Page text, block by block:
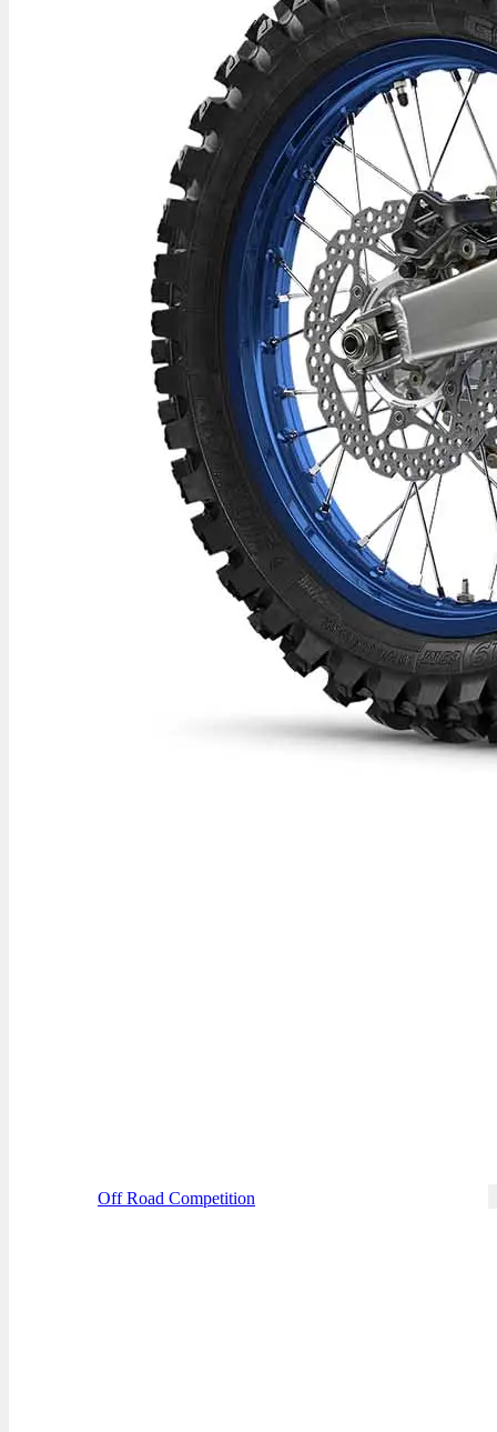
Off Road Competition